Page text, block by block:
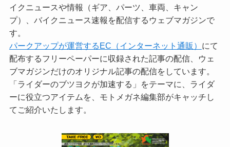
イクニュースや情報（ギア、パーツ、車両、キャン
プ）、バイクニュース速報を配信するウェブマガジンで
す。
パークアップが運営するEC（インターネット通販） にて
配布するフリーペーパーに収録された記事の配信、ウェ
ブマガジンだけのオリジナル記事の配信をしています。
「ライダーのブツヨクが加速する」をテーマに、ライダ
ーに役立つアイテムを、モトメガネ編集部がキャッチし
てご紹介いたします。